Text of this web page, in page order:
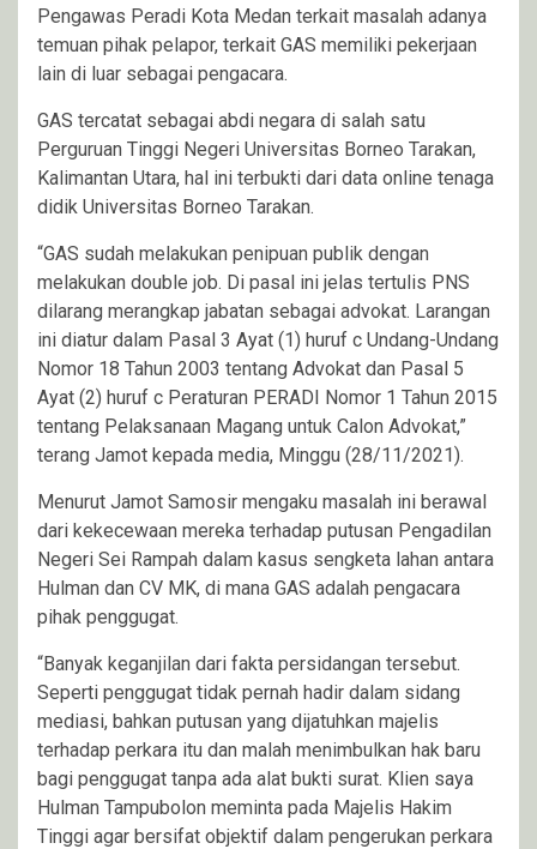
Pengawas Peradi Kota Medan terkait masalah adanya
temuan pihak pelapor, terkait GAS memiliki pekerjaan
lain di luar sebagai pengacara.
GAS tercatat sebagai abdi negara di salah satu
Perguruan Tinggi Negeri Universitas Borneo Tarakan,
Kalimantan Utara, hal ini terbukti dari data online tenaga
didik Universitas Borneo Tarakan.
“GAS sudah melakukan penipuan publik dengan
melakukan double job. Di pasal ini jelas tertulis PNS
dilarang merangkap jabatan sebagai advokat. Larangan
ini diatur dalam Pasal 3 Ayat (1) huruf c Undang-Undang
Nomor 18 Tahun 2003 tentang Advokat dan Pasal 5
Ayat (2) huruf c Peraturan PERADI Nomor 1 Tahun 2015
tentang Pelaksanaan Magang untuk Calon Advokat,”
terang Jamot kepada media, Minggu (28/11/2021).
Menurut Jamot Samosir mengaku masalah ini berawal
dari kekecewaan mereka terhadap putusan Pengadilan
Negeri Sei Rampah dalam kasus sengketa lahan antara
Hulman dan CV MK, di mana GAS adalah pengacara
pihak penggugat.
“Banyak keganjilan dari fakta persidangan tersebut.
Seperti penggugat tidak pernah hadir dalam sidang
mediasi, bahkan putusan yang dijatuhkan majelis
terhadap perkara itu dan malah menimbulkan hak baru
bagi penggugat tanpa ada alat bukti surat. Klien saya
Hulman Tampubolon meminta pada Majelis Hakim
Tinggi agar bersifat objektif dalam pengerukan perkara